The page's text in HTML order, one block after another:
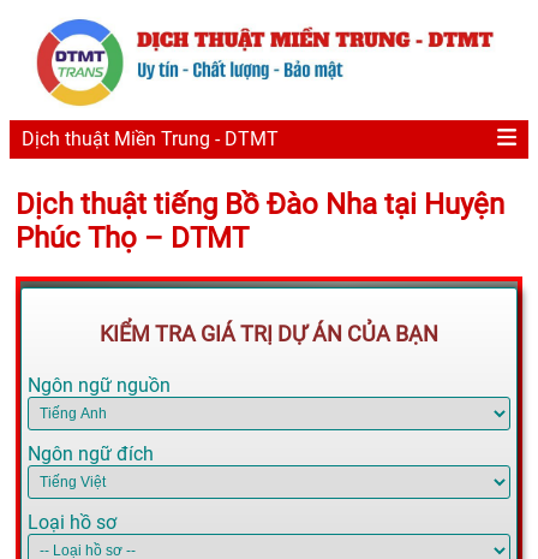
Dịch thuật Miền Trung - DTMT
Dịch thuật tiếng Bồ Đào Nha tại Huyện
Phúc Thọ – DTMT
KIỂM TRA GIÁ TRỊ DỰ ÁN CỦA BẠN
Ngôn ngữ nguồn
Ngôn ngữ đích
Loại hồ sơ